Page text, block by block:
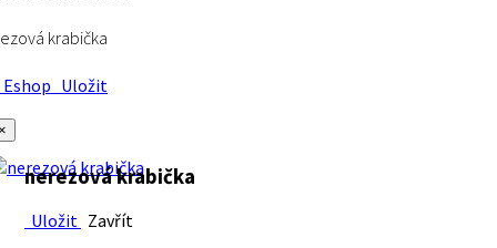
krabička
Uložit
nerezová krabička
Uložit Zavřít